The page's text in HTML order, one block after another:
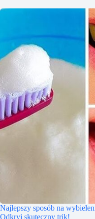
Najlepszy sposób na
Odkryj skuteczny trik!